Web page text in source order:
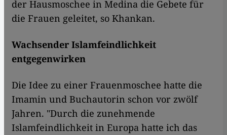
der Hausmoschee in Medina die Gebete für
die Frauen geleitet, so Khankan.
Wachsender Islamfeindlichkeit
entgegenwirken
Die Idee zu einer Frauenmoschee hatte die
Imamin und Buchautorin schon vor zwölf
Jahren. "Durch die zunehmende
Islamfeindlichkeit in Europa hatte ich das